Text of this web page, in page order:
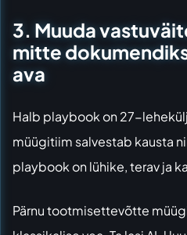
3. Muuda
mitte
ava
Halb playbook on 27-
müügitiim salvestab kausta
playbook on lühike, terav ja
Pärnu tootmisettevõtte